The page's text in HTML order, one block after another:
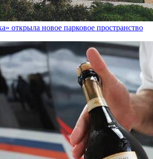
открыла новое парковое пространство